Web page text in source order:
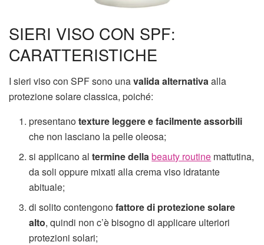
SIERI VISO CON SPF:
CARATTERISTICHE
I sieri viso con SPF sono unavalida alternativaalla
protezione solare classica, poiché:
presentanotexture leggere e facilmente assorbili
che non lasciano la pelle oleosa;
si applicano altermine dellabeauty routine mattutina,
da soli oppure mixati alla crema viso idratante
abituale;
di solito contengonofattore di protezione solare
alto, quindi non c’è bisogno di applicare ulteriori
protezioni solari;